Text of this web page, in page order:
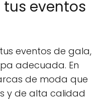
eventos
eventos de gala,
adecuada. En
de moda que
y de alta calidad